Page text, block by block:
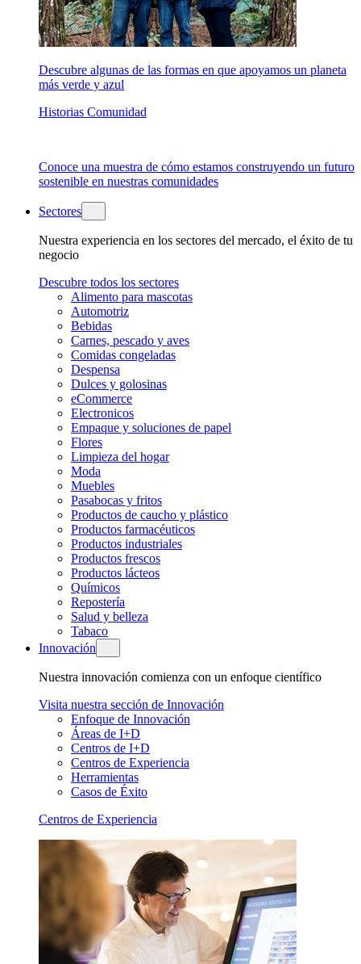
Descubre algunas de las formas en que apoyamos un planeta
más verde y azul
Historias Comunidad
Conoce una muestra de cómo estamos construyendo un futuro
sostenible en nuestras comunidades
Sectores
Nuestra experiencia en los sectores del mercado, el éxito de tu
negocio
Descubre todos los sectores
Alimento para mascotas
Automotriz
Bebidas
Carnes, pescado y aves
Comidas congeladas
Despensa
Dulces y golosinas
eCommerce
Electronicos
Empaque y soluciones de papel
Flores
Limpieza del hogar
Moda
Muebles
Pasabocas y fritos
Productos de caucho y plástico
Productos farmacéuticos
Productos industriales
Productos frescos
Productos lácteos
Químicos
Repostería
Salud y belleza
Tabaco
Innovación
Nuestra innovación comienza con un enfoque científico
Visita nuestra sección de Innovación
Enfoque de Innovación
Áreas de I+D
Centros de I+D
Centros de Experiencia
Herramientas
Casos de Éxito
Centros de Experiencia